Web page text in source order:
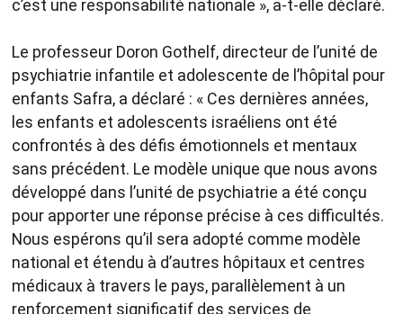
c’est une responsabilité nationale », a-t-elle déclaré.
Le professeur Doron Gothelf, directeur de l’unité de
psychiatrie infantile et adolescente de l’hôpital pour
enfants Safra, a déclaré : « Ces dernières années,
les enfants et adolescents israéliens ont été
confrontés à des défis émotionnels et mentaux
sans précédent. Le modèle unique que nous avons
développé dans l’unité de psychiatrie a été conçu
pour apporter une réponse précise à ces difficultés.
Nous espérons qu’il sera adopté comme modèle
national et étendu à d’autres hôpitaux et centres
médicaux à travers le pays, parallèlement à un
renforcement significatif des services de